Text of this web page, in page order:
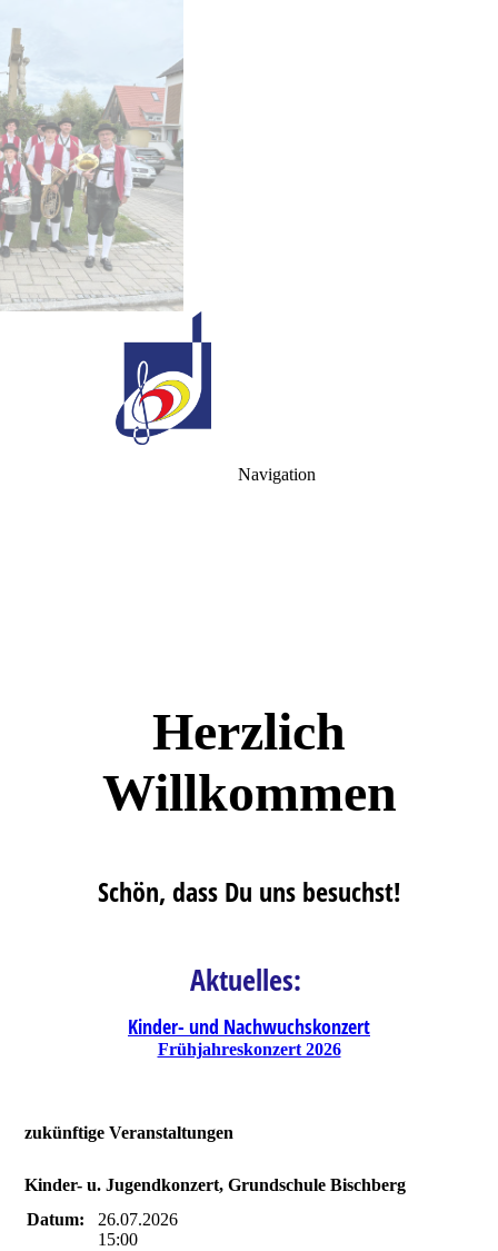
Navigation
Herzlich
Willkommen
Schön, dass Du uns besuchst!
Aktuelles:
Kinder- und Nachwuchskonzert
Frühjahreskonzert 2026
zukünftige Veranstaltungen
Kinder- u. Jugendkonzert, Grundschule Bischberg
Datum:
26.07.2026
15:00